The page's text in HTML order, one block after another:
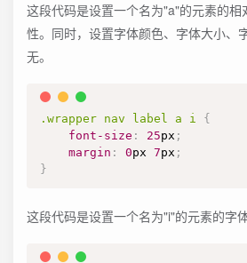
这段代码是设置一个名为"a"的元素的相
性。同时，设置字体颜色、字体大小、
无。
.wrapper nav label a i
{
font-size : 25px ;
margin : 0px 7px ;
}
这段代码是设置一个名为"i"的元素的字